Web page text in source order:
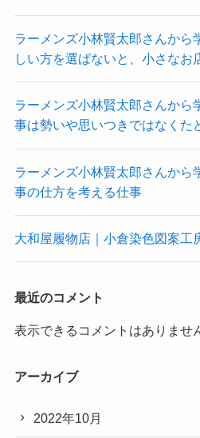
ラーメンズ小林賢太郎さんから
しい方を選ばないと、小さなお
ラーメンズ小林賢太郎さんから
事は勢いや思いつきではなくた
ラーメンズ小林賢太郎さんから
事の仕方を考える仕事
大和屋履物店｜小倉染色図案工
最近のコメント
表示できるコメントはありませ
アーカイブ
2022年10月